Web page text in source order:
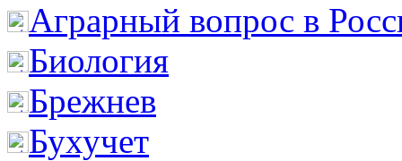
Аграрный вопрос в
Биология
Брежнев
Бухучет